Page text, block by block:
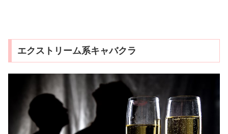
エクストリーム系キャバクラ